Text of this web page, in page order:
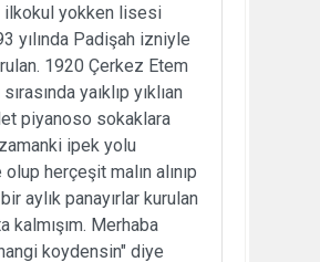
ilkokul yokken lisesi
yılında Padişah izniyle
1920 Çerkez Etem
yaıklıp yıklıan
piyanoso sokaklara
ipek yolu
herçeşit malın alınıp
bir aylık panayırlar kurulan
kalmışım. Merhaba
koydensin" diye